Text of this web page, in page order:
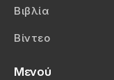
Βιβλία
Βίντεο
Μενού